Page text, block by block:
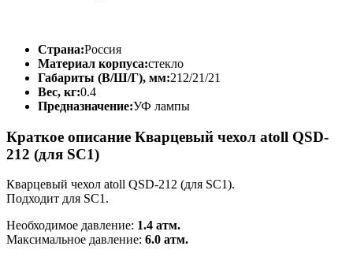
Страна:Россия
Материал корпуса:стекло
Габариты (В/Ш/Г), мм:212/21/21
Вес, кг:0.4
Предназначение:УФ лампы
Краткое описание Кварцевый чехол atoll QSD-
212 (для SC1)
Кварцевый чехол atoll QSD-212 (для SC1).
Подходит для SC1.
Необходимое давление: 1.4 атм.
Максимальное давление: 6.0 атм.